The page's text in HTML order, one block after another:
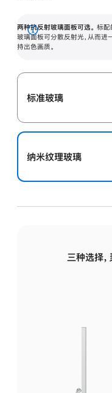
两种抗反射玻璃面板可选。 标配
玻璃面板可分散反射光，从而进
持出色画质。
展
开
标准玻璃
纳米纹理玻璃
三种选择